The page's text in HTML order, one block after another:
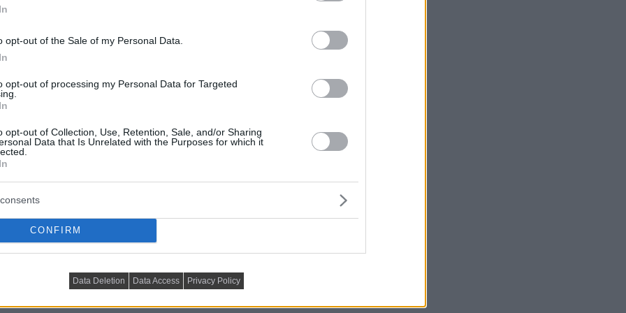
opt-out of the Sale of my Personal Data.
opt-out of processing my Personal Data for Targeted
opt-out of Collection, Use, Retention, Sale, and/or Sharing
Data that Is Unrelated with the Purposes for which it
CONFIRM
Data Deletion Data Access Privacy Policy
alaptest mindkét oldalán nyitott és – a
rövidíthető. A lefolyóval együtt szállított gérvagó
és biztonságosan elvégezhető. A jarószelvény
viselkedik az építési magasság tekintetében is. A
felső éle 95 és 150 mm között pontosan
magassági beállítására szintén fokozatmentesen
szintén fontos szempont volt a Viega tervezői
a felhelyezés után egy egységet képeznek a
lévö csavarok is fokozzák. A víz szivárgasa igy